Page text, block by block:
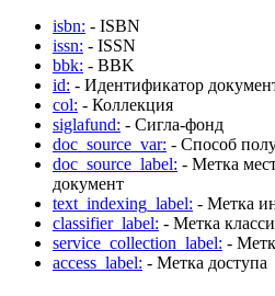
isbn: - ISBN
issn: - ISSN
bbk: - BBK
id: - Идентификатор
col: - Коллекция
siglafund: - Сигла-фонд
doc_source_var: - Способ
doc_source_label: - Метка
документ
text_indexing_label: - Метка
classifier_label: - Метка
service_collection_label: -
access_label: - Метка доступа